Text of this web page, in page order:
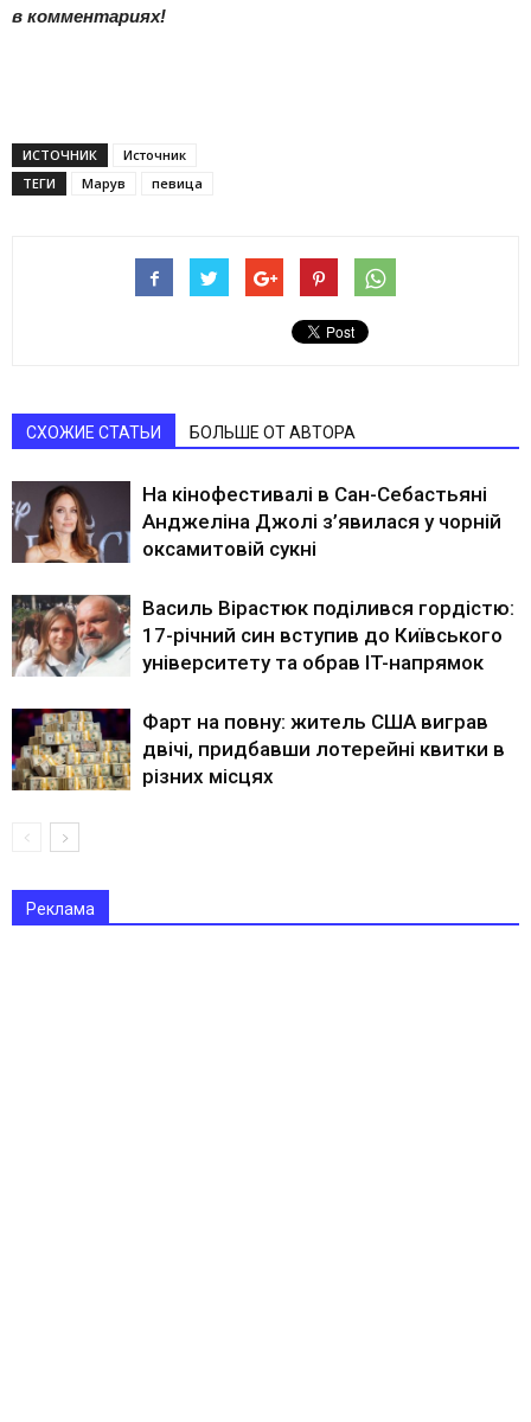
в комментариях!
ИСТОЧНИК
Источник
ТЕГИ
Марув певица
СХОЖИЕ СТАТЬИ БОЛЬШЕ ОТ АВТОРА
На кінофестивалі в Сан-Себастьяні
Анджеліна Джолі з’явилася у чорній
оксамитовій сукні
Василь Вірастюк поділився гордістю:
17-річний син вступив до Київського
університету та обрав IT-напрямок
Фарт на повну: житель США виграв
двічі, придбавши лотерейні квитки в
різних місцях
Реклама